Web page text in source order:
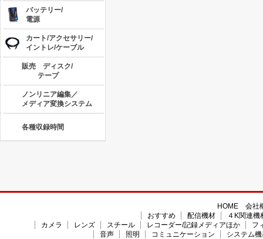
バッテリー/
電源
カート/アクセサリー/
イントレ/ケーブル
販売 ディスク/
テープ
ノンリニア編集／
メディア変換システム
各種収録時間
HOME
会社
おすすめ
配信機材
４K関連機
カメラ
レンズ スチール レコーダー/記録メディアほか
フ
音声
照明 コミュニケーション
システム